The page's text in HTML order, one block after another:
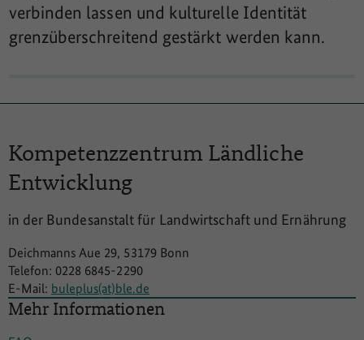
verbinden lassen und kulturelle Identität
grenzüberschreitend gestärkt werden kann.
Kompetenzzentrum Ländliche
Entwicklung
in der Bundesanstalt für Landwirtschaft und Ernährung
Deichmanns Aue 29, 53179 Bonn
Telefon: 0228 6845-2290
E-Mail: buleplus(at)ble.de
Mehr Informationen